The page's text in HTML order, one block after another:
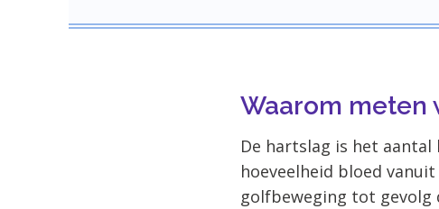
Waarom meten
De hartslag is het
hoeveelheid bloed
golfbeweging tot gevolg